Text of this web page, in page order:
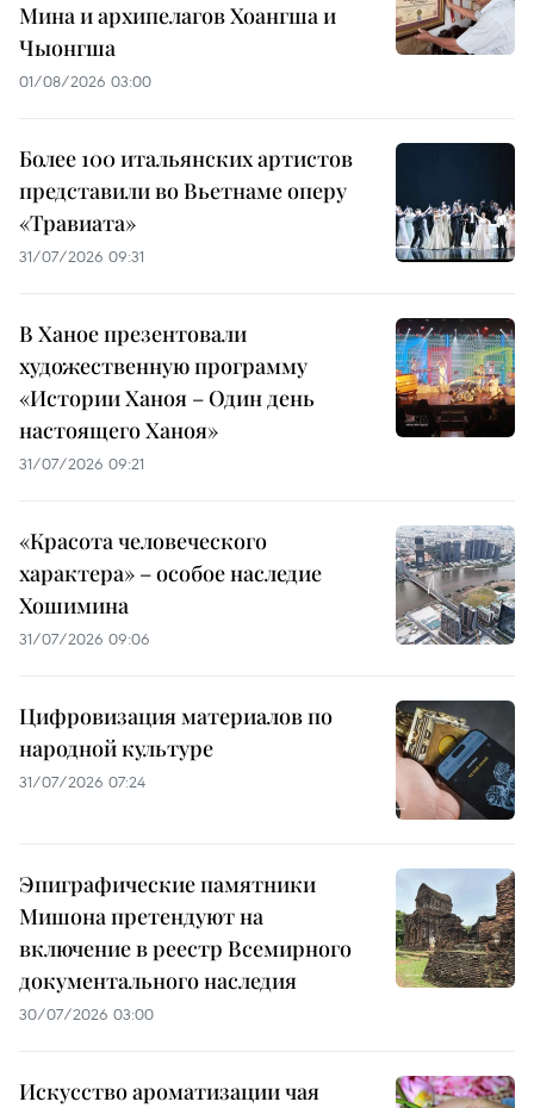
Мина и архипелагов Хоангша и
Чыонгша
01/08/2026 03:00
Более 100 итальянских артистов
представили во Вьетнаме оперу
«Травиата»
31/07/2026 09:31
В Ханое презентовали
художественную программу
«Истории Ханоя – Один день
настоящего Ханоя»
31/07/2026 09:21
«Красота человеческого
характера» – особое наследие
Хошимина
31/07/2026 09:06
Цифровизация материалов по
народной культуре
31/07/2026 07:24
Эпиграфические памятники
Мишона претендуют на
включение в реестр Всемирного
документального наследия
30/07/2026 03:00
Искусство ароматизации чая